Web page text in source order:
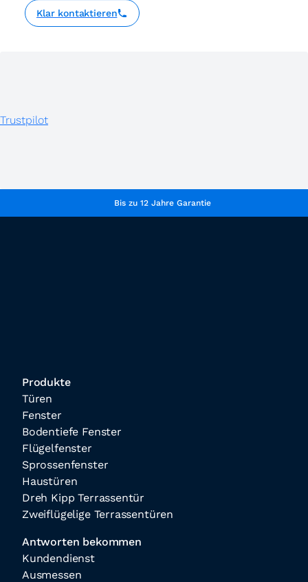
Klar kontaktieren
Trustpilot
Bis zu 12 Jahre Garantie
Produkte
Türen
Fenster
Bodentiefe Fenster
Flügelfenster
Sprossenfenster
Haustüren
Dreh Kipp Terrassentür
Zweiflügelige Terrassentüren
Antworten bekommen
Kundendienst
Ausmessen